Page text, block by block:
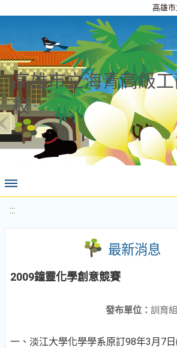
高雄
高雄市立海青高級
校
:::
最新消息
2009鐘靈化學創意競賽
發布單位： 訓育組
一、淡江大學化學學系原訂98年3月7